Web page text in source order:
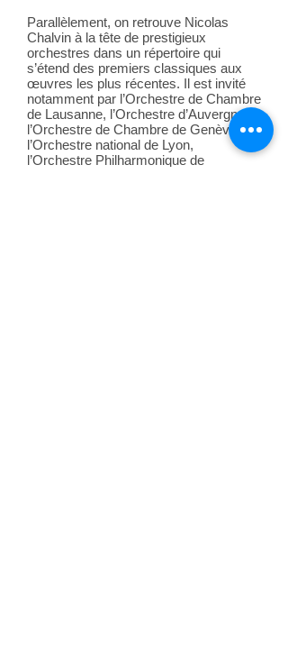
Parallèlement, on retrouve Nicolas
Chalvin à la tête de prestigieux
orchestres dans un répertoire qui
s’étend des premiers classiques aux
œuvres les plus récentes. Il est invité
notamment par l’Orchestre de Chambre
de Lausanne, l’Orchestre d’Auvergne,
l’Orchestre de Chambre de Genève,
l’Orchestre national de Lyon,
l’Orchestre Philharmonique de